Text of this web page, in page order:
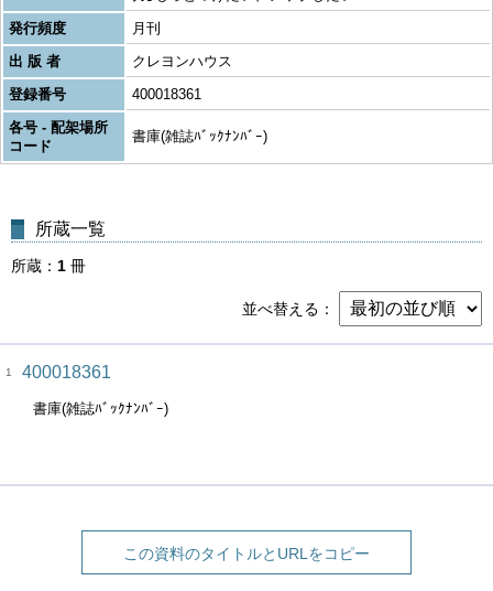
発行頻度
月刊
出 版 者
クレヨンハウス
登録番号
400018361
各号 - 配架場所
コード
書庫(雑誌ﾊﾞｯｸﾅﾝﾊﾞｰ)
所蔵一覧
所蔵 1 冊
並べ替える
1 400018361
書庫(雑誌ﾊﾞｯｸﾅﾝﾊﾞｰ)
この資料のタイトルとURLをコピー